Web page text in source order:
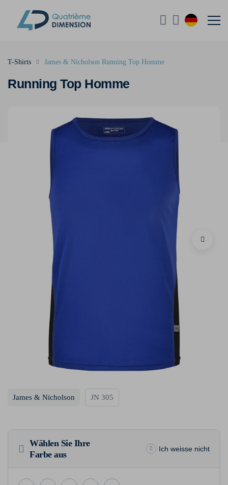
Running Top Homme
T-Shirts James & Nicholson Running Top Homme
James & Nicholson JN 305
Wählen Sie Ihre
Farbe aus
Ich weisse nicht